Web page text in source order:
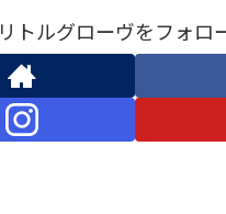
リトルグローヴをフォロ